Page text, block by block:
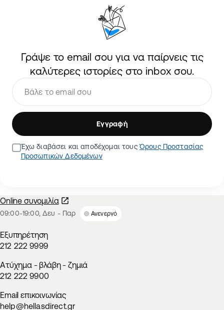
Γράψε το email σου για να παίρνεις τις
καλύτερες ιστορίες στο inbox σου.
Εγγραφή
Έχω διαβάσει και αποδέχομαι τουςΌρους Προστασίας
Προσωπικών Δεδομένων
Online συνομιλία
09:00-19:00, Δευ - Παρ Ενεργό
Εξυπηρέτηση
212 222 9999
Aτύχημα - βλάβη - ζημιά
212 222 9900
Email επικοινωνίας
help@hellasdirect.gr